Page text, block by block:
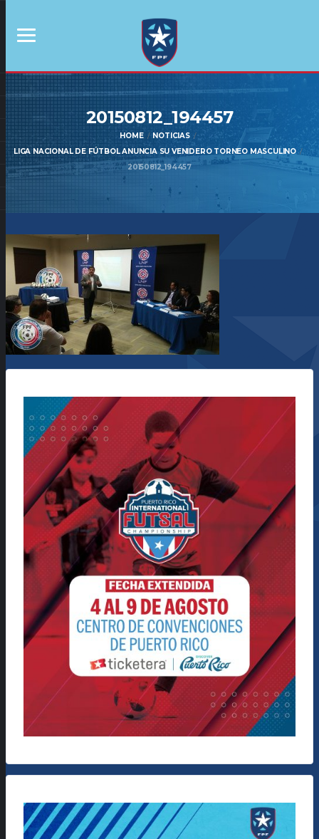
20150812_194457
HOME
NOTICIAS
LIGA NACIONAL DE FÚTBOL ANUNCIA SU VENIDERO TORNEO MASCULINO
20150812_194457